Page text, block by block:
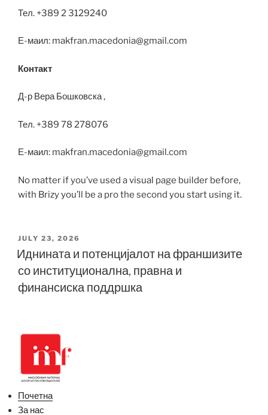
Тел. +389 2 3129240
Е-маил: makfran.macedonia@gmail.com
Контакт
Д-р Вера Бошковска ,
Тел. +389 78 278076
Е-маил: makfran.macedonia@gmail.com
No matter if you’ve used a visual page builder before,
with Brizy you’ll be a pro the second you start using it.
POSTED
ON
JULY 23, 2026
Иднината и потенцијалот на франшизите
со институционална, правна и
финансиска поддршка
Почетна
За нас